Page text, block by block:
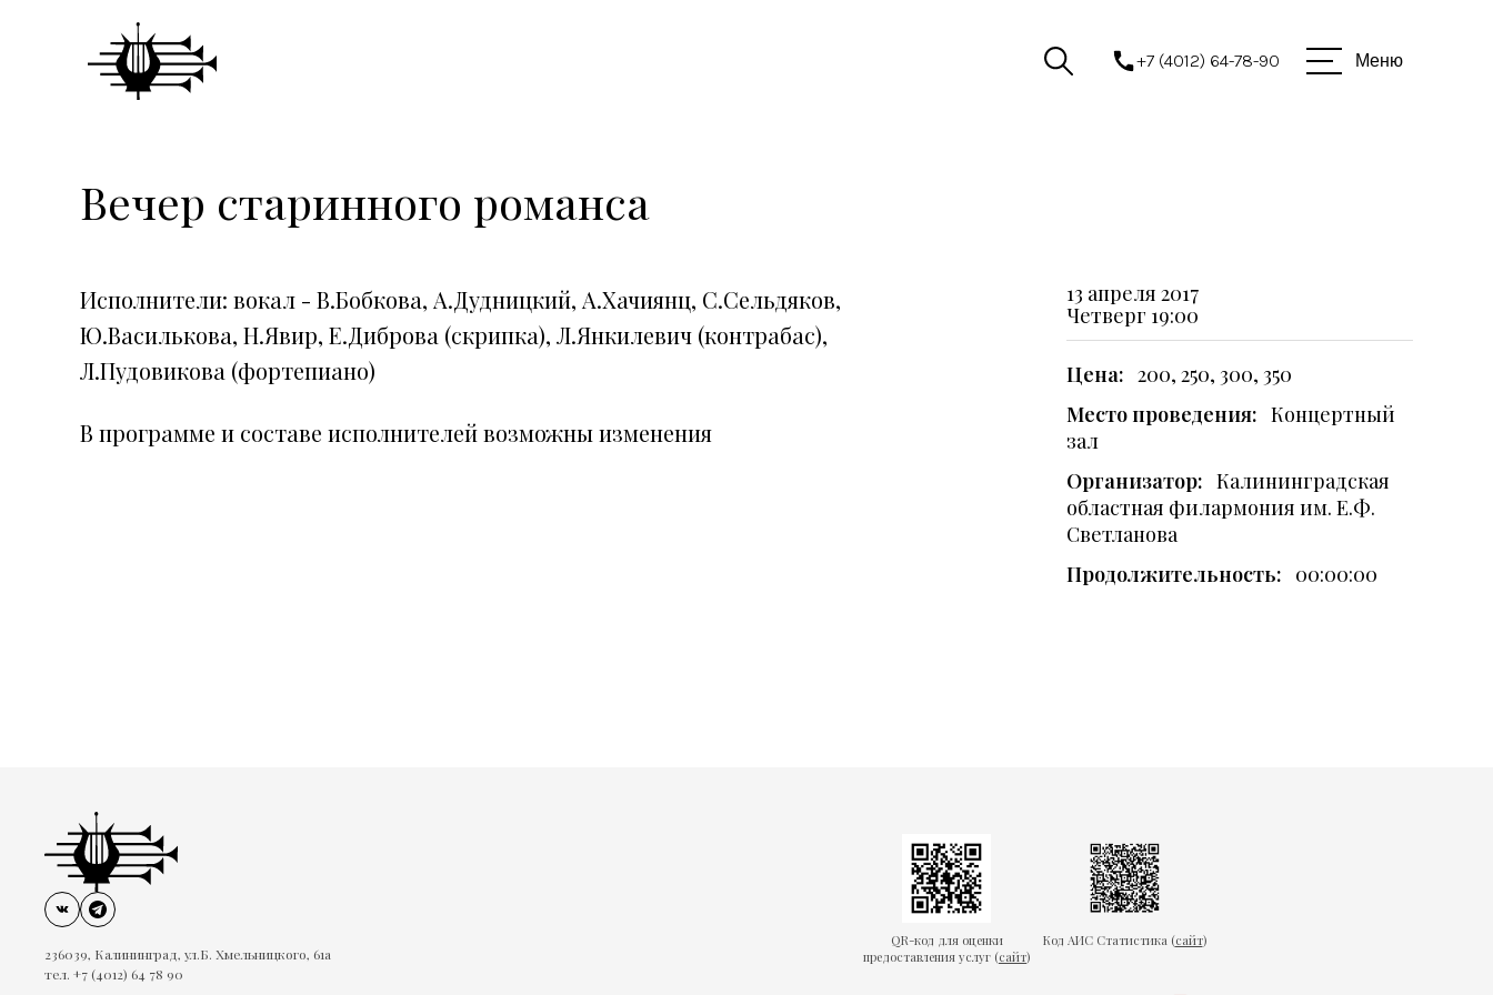
+7 (4012) 64-78-90 Меню
Вечер старинного романса
Исполнители: вокал - В.Бобкова, А.Дудницкий, А.Хачиянц, С.Сельдяков,
Ю.Василькова, Н.Явир, Е.Диброва (скрипка), Л.Янкилевич (контрабас),
Л.Пудовикова (фортепиано)
В программе и составе исполнителей возможны изменения
13 апреля 2017
Четверг 19:00
Цена: 200, 250, 300, 350
Место проведения: Концертный
зал
Организатор: Калининградская
областная филармония им. Е.Ф.
Светланова
Продолжительность: 00:00:00
236039, Калининград, ул.Б. Хмельницкого, 61а
тел. +7 (4012) 64 78 90
QR-код для оценки
предоставления услуг (сайт)
Код АИС Статистика (сайт)